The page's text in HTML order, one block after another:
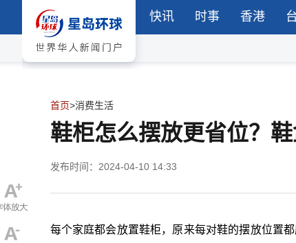
快讯 时事 香港
首页>消费生活
鞋柜怎么摆放更省位？
发布时间：2024-04-10 14:33
每个家庭都会放置鞋柜，原来每对鞋的摆放位置